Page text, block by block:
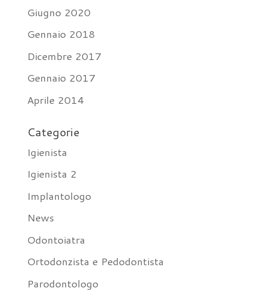
Giugno 2020
Gennaio 2018
Dicembre 2017
Gennaio 2017
Aprile 2014
Categorie
Igienista
Igienista 2
Implantologo
News
Odontoiatra
Ortodonzista e Pedodontista
Parodontologo